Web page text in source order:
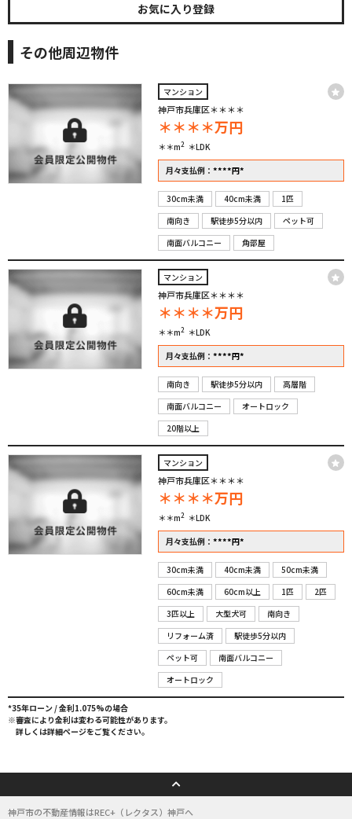
お気に入り登録
その他周辺物件
マンション
神戸市兵庫区＊＊＊＊
＊＊＊＊万円
＊＊m2 ＊LDK
月々支払例：****円*
30cm未満 40cm未満
1匹
南向き
駅徒歩5分以内
ペット可
南面バルコニー
角部屋
マンション
神戸市兵庫区＊＊＊＊
＊＊＊＊万円
＊＊m2 ＊LDK
月々支払例：****円*
南向き 駅徒歩5分以内
高層階
南面バルコニー
オートロック
20階以上
マンション
神戸市兵庫区＊＊＊＊
＊＊＊＊万円
＊＊m2 ＊LDK
月々支払例：****円*
30cm未満 40cm未満
50cm未満
60cm未満
60cm以上 1匹
2匹
3匹以上
大型犬可
南向き
リフォーム済
駅徒歩5分以内
ペット可
南面バルコニー
オートロック
*35年ローン / 金利1.075%の場合
※審査により金利は変わる可能性があります。
詳しくは詳細ページをご覧ください。
神戸市の不動産情報はREC+（レクタス）神戸へ